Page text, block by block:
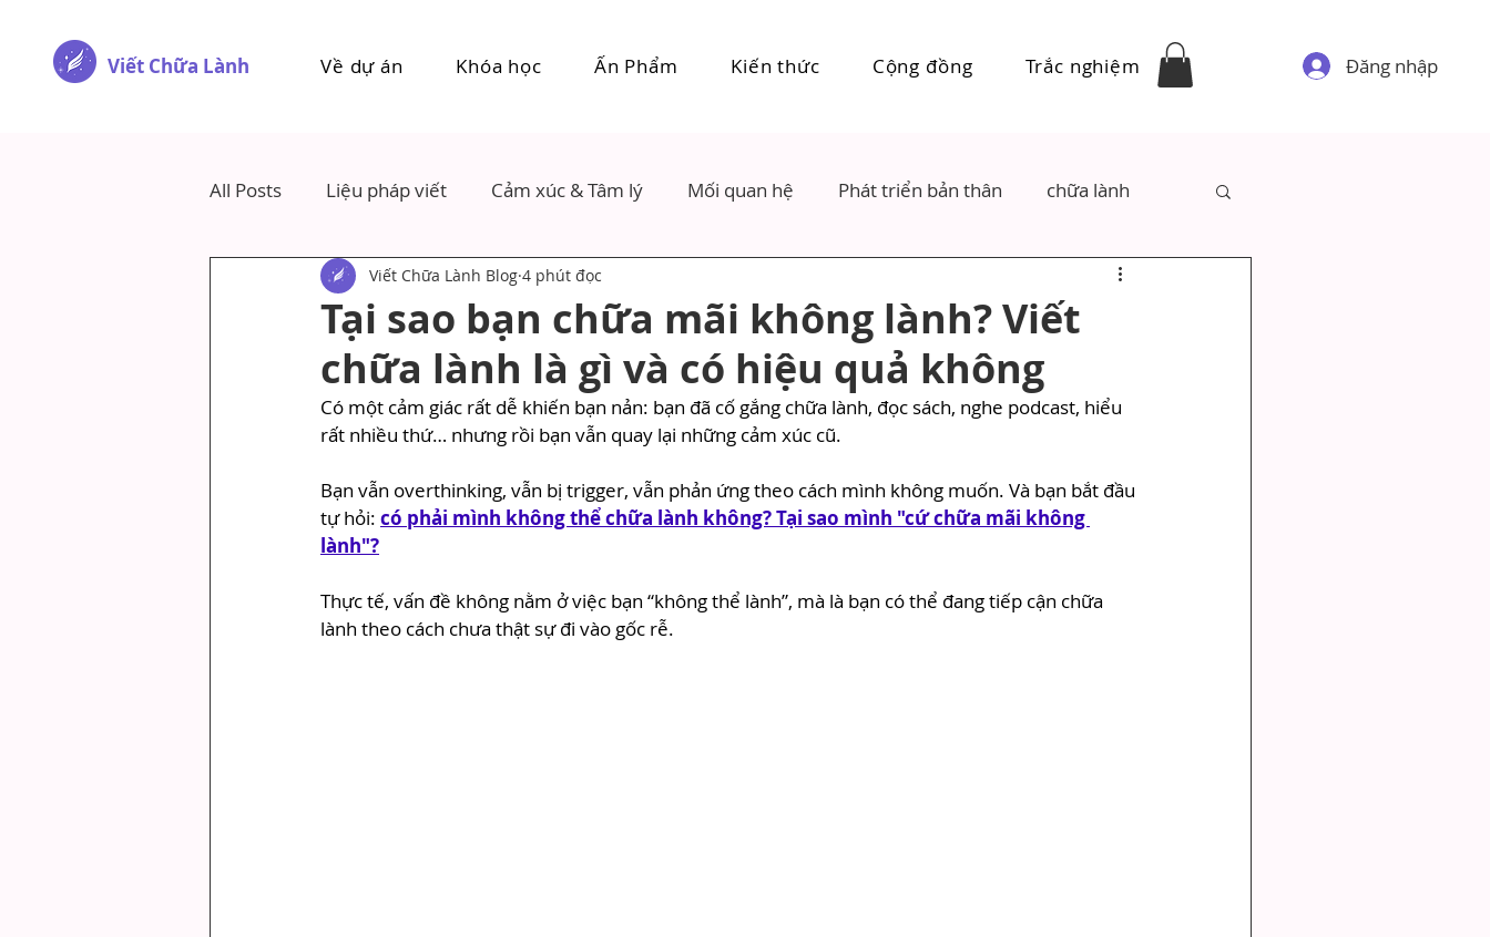
Viết Chữa Lành Về dự án Khóa học Ấn Phẩm Kiến thức Cộng đồng Trắc nghiệm Đăng nhập
All Posts Liệu pháp viết Cảm xúc & Tâm lý Mối quan hệ Phát triển bản thân chữa lành
Tại sao bạn chữa mãi không lành? Viết
chữa lành là gì và có hiệu quả không
Viết Chữa Lành Blog 4 phút đọc
Có một cảm giác rất dễ khiến bạn nản: bạn đã cố gắng chữa lành, đọc sách, nghe podcast, hiểu
rất nhiều thứ… nhưng rồi bạn vẫn quay lại những cảm xúc cũ.
Bạn vẫn overthinking, vẫn bị trigger, vẫn phản ứng theo cách mình không muốn. Và bạn bắt đầu
tự hỏi: có phải mình không thể chữa lành không? Tại sao mình "cứ chữa mãi không
lành"?
Thực tế, vấn đề không nằm ở việc bạn “không thể lành”, mà là bạn có thể đang tiếp cận chữa
lành theo cách chưa thật sự đi vào gốc rễ.